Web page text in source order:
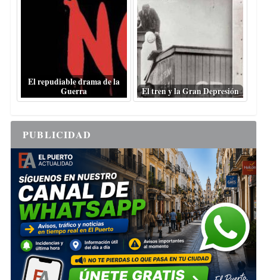
El repudiable drama de la
Guerra
El tren y la Gran Depresión
PUBLICIDAD